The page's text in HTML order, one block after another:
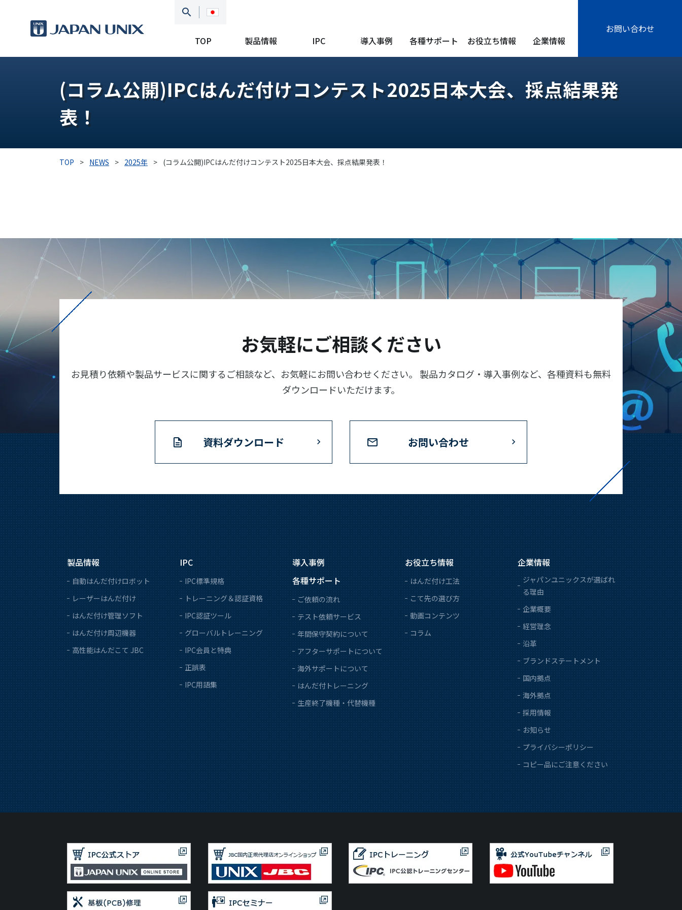
TOP 製品情報 IPC 導入事例 各種サポート お役立ち情報 企業情報
お問い合わせ
(コラム公開)IPCはんだ付けコンテスト2025日本大会、採点結果発
表！
TOP > NEWS > 2025年 > (コラム公開)IPCはんだ付けコンテスト2025日本大会、採点結果発表！
お気軽にご相談ください
お見積り依頼や製品サービスに関するご相談など、お気軽にお問い合わせください。 製品カタログ・導入事例など、各種資料も無料
ダウンロードいただけます。
資料ダウンロード お問い合わせ
製品情報
自動はんだ付けロボット
レーザーはんだ付け
はんだ付け管理ソフト
はんだ付け周辺機器
高性能はんだこて JBC
IPC
IPC標準規格
トレーニング＆認証資格
IPC認証ツール
グローバルトレーニング
IPC会員と特典
正誤表
IPC用語集
導入事例
各種サポート
ご依頼の流れ
テスト依頼サービス
年間保守契約について
アフターサポートについて
海外サポートについて
はんだ付トレーニング
生産終了機種・代替機種
お役立ち情報
はんだ付け工法
こて先の選び方
動画コンテンツ
コラム
企業情報
ジャパンユニックスが選ばれ
る理由
企業概要
経営理念
沿革
ブランドステートメント
国内拠点
海外拠点
採用情報
お知らせ
プライバシーポリシー
コピー品にご注意ください